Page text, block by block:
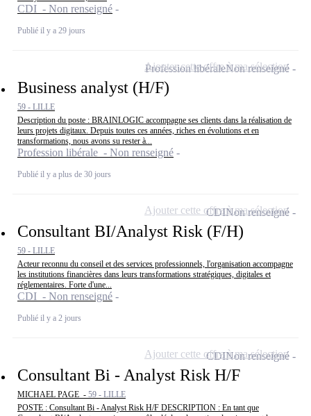
CDI - Non renseigné
Publié il y a 29 jours
Business analyst (H/F)
59 - LILLE
Description du poste : BRAINLOGIC accompagne ses clients dans la réalisation de
leurs projets digitaux. Depuis toutes ces années, riches en évolutions et en
transformations, nous avons su rester à...
Profession libérale - Non renseigné
Publié il y a plus de 30 jours
Profession libéraleNon renseigné
Ajouter cette offre à ma sélection
Consultant BI/Analyst Risk (F/H)
59 - LILLE
Acteur reconnu du conseil et des services professionnels, l'organisation accompagne
les institutions financières dans leurs transformations stratégiques, digitales et
réglementaires. Forte d'une...
CDI - Non renseigné
Publié il y a 2 jours
CDINon renseigné
Ajouter cette offre à ma sélection
Consultant Bi - Analyst Risk H/F
MICHAEL PAGE - 59 - LILLE
POSTE : Consultant Bi - Analyst Risk H/F DESCRIPTION : En tant que
CDINon renseigné
Ajouter cette offre à ma sélection